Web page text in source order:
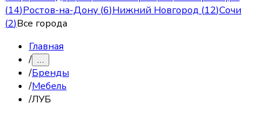
(14)Ростов-на-Дону (6)Нижний Новгород (12)Сочи
(2)Все города
Главная
/ …
/Бренды
/Мебель
/ЛУБ